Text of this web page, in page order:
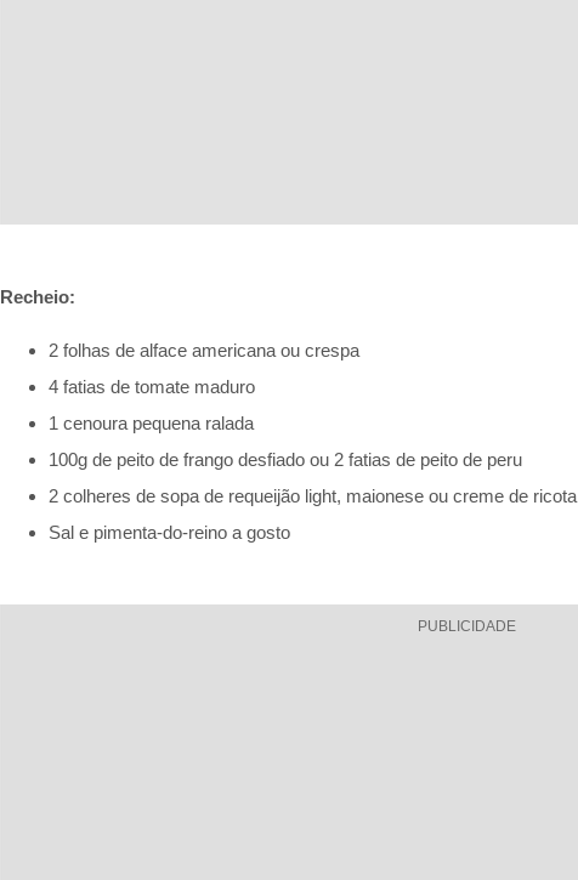
Recheio:
2 folhas de alface americana ou crespa
4 fatias de tomate maduro
1 cenoura pequena ralada
100g de peito de frango desfiado ou 2 fatias de peito de peru
2 colheres de sopa de requeijão light, maionese ou creme de ricota
Sal e pimenta-do-reino a gosto
PUBLICIDADE